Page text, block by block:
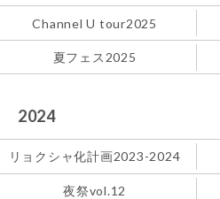
Channel U tour2025
夏フェス2025
2024
リョクシャ化計画2023-2024
夜祭vol.12